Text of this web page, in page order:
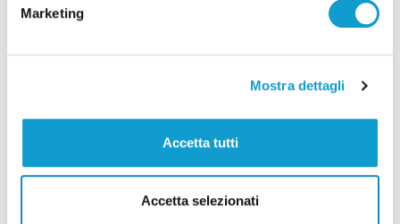
Marketing
Mostra dettagli
Accetta tutti
Accetta selezionati